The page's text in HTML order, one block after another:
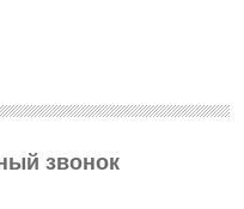
звонок